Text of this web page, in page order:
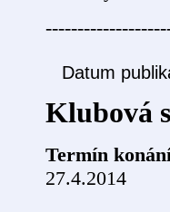
Datum
Klubová
Termín
27.4.2014